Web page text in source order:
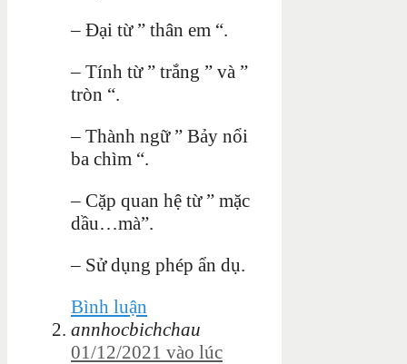
– Đại từ ” thân em “.
– Tính từ ” trắng ” và ”
tròn “.
– Thành ngữ ” Bảy nổi
ba chìm “.
– Cặp quan hệ từ ” mặc
dầu…mà”.
– Sử dụng phép ẩn dụ.
Bình luận
annhocbichchau
01/12/2021 vào lúc